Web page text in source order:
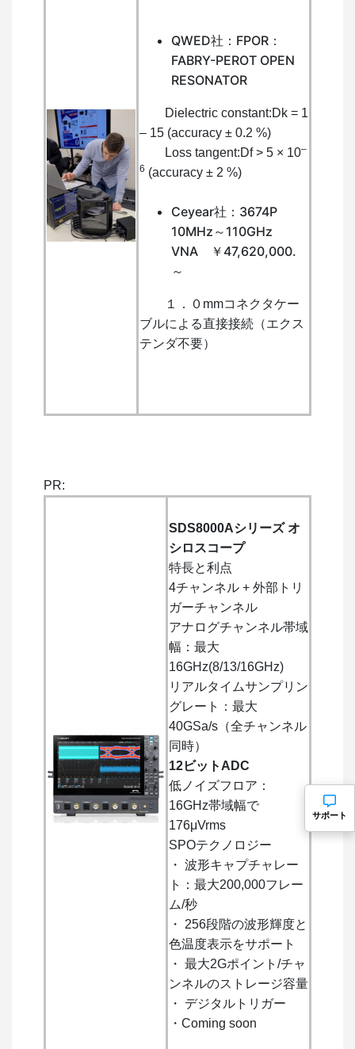
QWED社：FPOR：
FABRY-PEROT OPEN
RESONATOR
Dielectric constant:Dk = 1
– 15 (accuracy ± 0.2 %)
Loss tangent:Df > 5 × 10–
6 (accuracy ± 2 %)
Ceyear社：3674P
10MHz～110GHz
VNA ￥47,620,000.
～
１．０mmコネクタケー
ブルによる直接接続（エクス
テンダ不要）
PR:
SDS8000Aシリーズ オ
シロスコープ
特長と利点
4チャンネル + 外部トリ
ガーチャンネル
アナログチャンネル帯域
幅：最大
16GHz(8/13/16GHz)
リアルタイムサンプリン
グレート：最大
40GSa/s（全チャンネル
同時）
12ビットADC
低ノイズフロア：
16GHz帯域幅で
176μVrms
SPOテクノロジー
・ 波形キャプチャレー
ト：最大200,000フレー
ム/秒
・ 256段階の波形輝度と
色温度表示をサポート
・ 最大2Gポイント/チャ
ンネルのストレージ容量
・ デジタルトリガー
・Coming soon
サポート